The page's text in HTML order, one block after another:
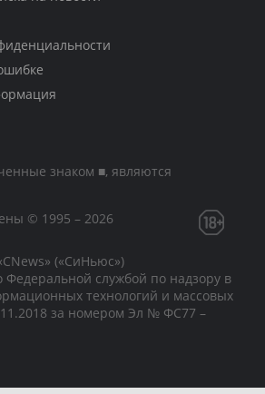
знаком ■, являются
© 1995 – 2026
(«СиНьюс»)
Федеральной службой по надзору в
технологий и массовых
за номером Эл № ФС77 –